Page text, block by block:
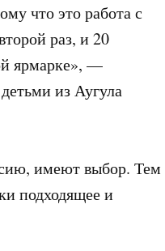
что это работа с
раз, и 20
ярмарке», —
из Аугула
имеют выбор. Тем
подходящее и